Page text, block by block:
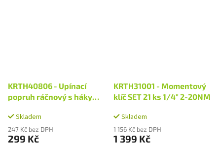
KRTH40806 - Upínací
popruh ráčnový s háky
HIGH QUALITY
Skladem
247 Kč bez DPH
299 Kč
KRTH31001 - Momentový
klíč SET 21 ks 1/4" 2-20NM
Skladem
1 156 Kč bez DPH
1 399 Kč